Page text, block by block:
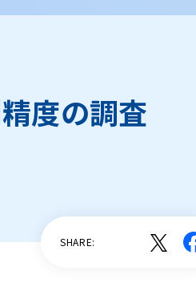
デジタルシティサービス
デジタル裾野協議会
度の調査
SHARE: